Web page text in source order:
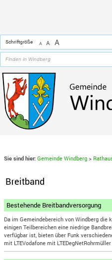
Schriftgröße A A A
Sie sind hier: Gemeinde Windberg >
Breitband
Bestehende Breitbandversorgung
Da im Gemeindebereich von Windberg die
einigen Teilbereichen eine niedrige
verfügbar ist, bieten über Funk
mit LTEVodafone mit